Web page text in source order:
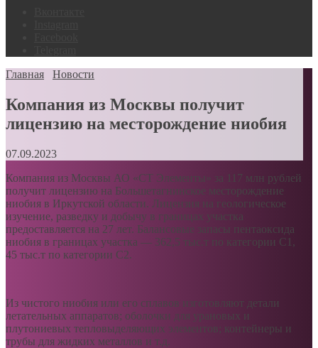
Главная
Новости
Компания из Москвы получит
лицензию на месторождение ниобия
07.09.2023
Компания из Москвы АО «СТ Элементы» за 117 млн рублей
получит лицензию на Большетагнинское месторождение
ниобия в Иркутской области. Лицензия на геологическое
изучение, разведку и добычу в границах участка
предоставляется на 27 лет. Балансовые запасы пентаоксида
ниобия в границах участка — 362,5 тыс.т по категории С1,
45 тыс.т по категории С2.
Из чистого ниобия или его сплавов изготовляют детали
летательных аппаратов; оболочки для урановых и
плутониевых тепловыделяющих элементов; контейнеры и
трубы для жидких металлов и т.д.